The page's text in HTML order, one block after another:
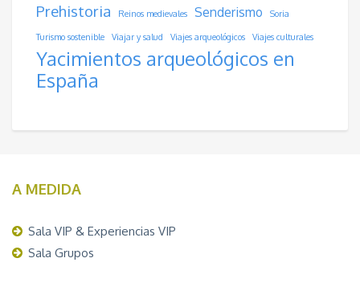
Prehistoria Reinos medievales Senderismo Soria
Turismo sostenible Viajar y salud Viajes arqueológicos Viajes culturales
Yacimientos arqueológicos en
España
A MEDIDA
Sala VIP & Experiencias VIP
Sala Grupos